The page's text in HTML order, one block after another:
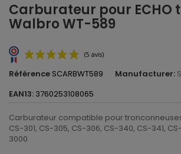
Carburateur pour ECHO
Walbro WT-589
Référence SCARBWT589 Manufacturer:
EAN13: 3760253108065
Carburateur compatible pour tronconneuses
CS-301, CS-305, CS-306, CS-340, CS-341,
3000